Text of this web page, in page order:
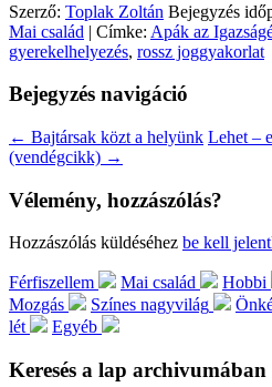
Szerző: Toplak Zoltán Bejegyzés
Mai család | Címke: Apák az
gyerekelhelyezés, rossz joggyakorlat
Bejegyzés navigáció
← Bajtársak közt a helyünk Lehet –
(vendégcikk) →
Vélemény, hozzászólás?
Hozzászólás küldéséhez be kell
Férfiszellem Mai család Hobbi
Mozgás
Színes nagyvilág
lét
Egyéb
Keresés a lap archivumában